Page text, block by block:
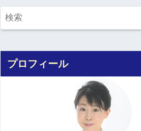
プロフィール